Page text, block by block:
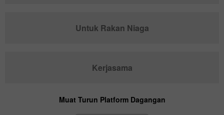
Untuk Rakan Niaga
Kerjasama
Muat Turun Platform Dagangan